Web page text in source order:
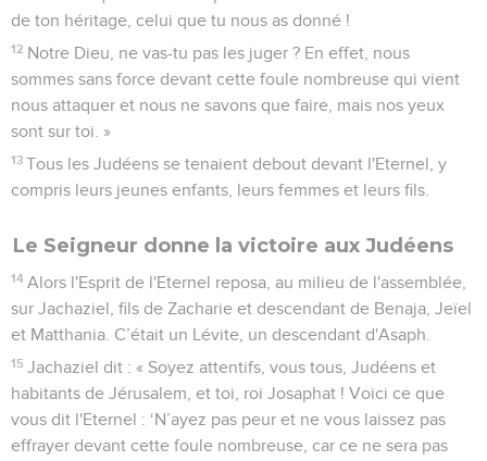
de ton héritage, celui que tu nous as donné !
12 Notre Dieu, ne vas-tu pas les juger ? En effet, nous
sommes sans force devant cette foule nombreuse qui vient
nous attaquer et nous ne savons que faire, mais nos yeux
sont sur toi. »
13 Tous les Judéens se tenaient debout devant l'Eternel, y
compris leurs jeunes enfants, leurs femmes et leurs fils.
Le Seigneur donne la victoire aux Judéens
14 Alors l'Esprit de l'Eternel reposa, au milieu de l'assemblée,
sur Jachaziel, fils de Zacharie et descendant de Benaja, Jeïel
et Matthania. C’était un Lévite, un descendant d'Asaph.
15 Jachaziel dit : « Soyez attentifs, vous tous, Judéens et
habitants de Jérusalem, et toi, roi Josaphat ! Voici ce que
vous dit l'Eternel : ‘N’ayez pas peur et ne vous laissez pas
effrayer devant cette foule nombreuse, car ce ne sera pas